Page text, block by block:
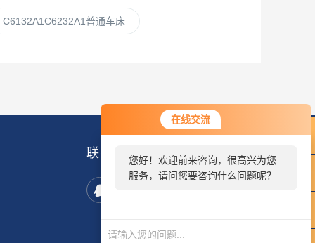
在线交流
您好！欢迎前来咨询，很高兴为您
服务，请问您要咨询什么问题呢？
了，是否找到了需求产
C6132A1C6232A1普通车床
联系我们